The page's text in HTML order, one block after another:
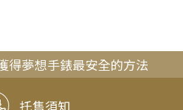
得夢想手錶最安全的方法
托售須知